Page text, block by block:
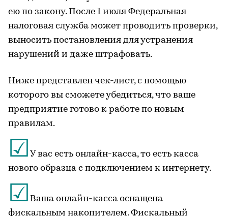
ею по закону. После 1 июля Федеральная
налоговая служба может проводить проверки,
выносить постановления для устранения
нарушений и даже штрафовать.
Ниже представлен чек-лист, с помощью
которого вы сможете убедиться, что ваше
предприятие готово к работе по новым
правилам.
☑ У вас есть онлайн-касса, то есть касса
нового образца с подключением к интернету.
☑ Ваша онлайн-касса оснащена
фискальным накопителем. Фискальный